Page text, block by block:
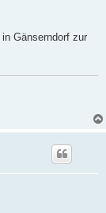
Gänserndorf zur